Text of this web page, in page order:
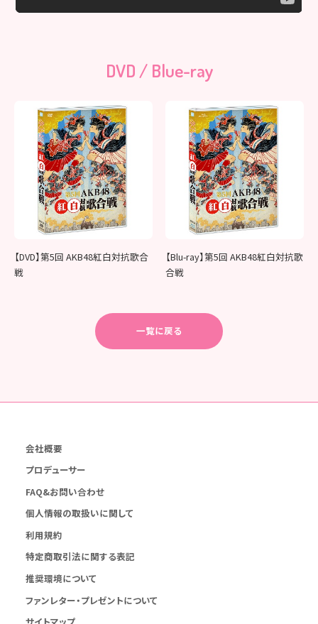
DVD / Blue-ray
【DVD】第5回 AKB48紅白対抗歌合
戦
【Blu-ray】第5回 AKB48紅白対抗歌
合戦
一覧に戻る
会社概要
プロデューサー
FAQ&お問い合わせ
個人情報の取扱いに関して
利用規約
特定商取引法に関する表記
推奨環境について
ファンレター・プレゼントについて